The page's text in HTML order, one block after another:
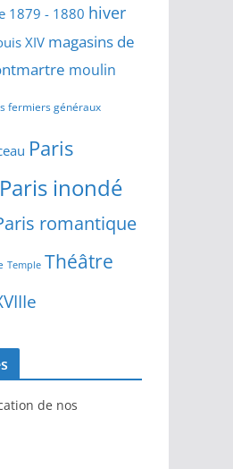
1879 - 1880 hiver
XIV magasins de
moulin
fermiers généraux
Paris
Paris inondé
romantique
Temple Théâtre
de nos